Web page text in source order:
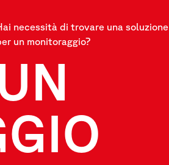
necessità di trovare una soluzione
un monitoraggio?